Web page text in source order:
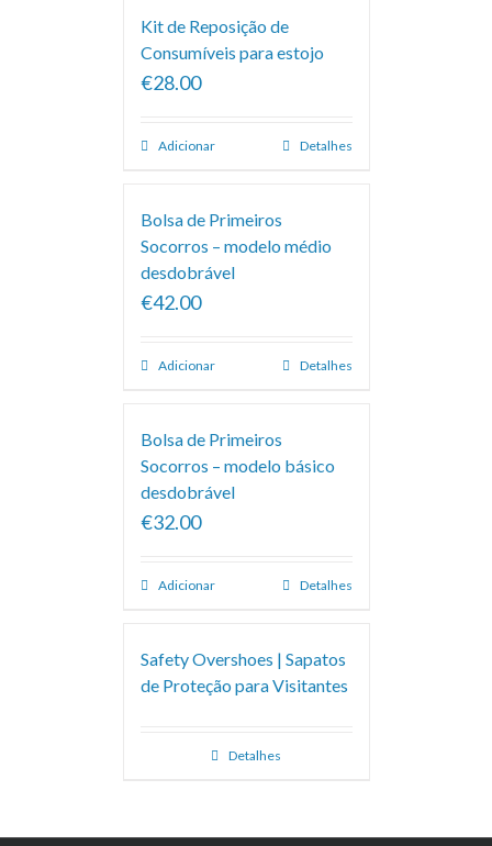
Kit de Reposição de
Consumíveis para estojo
€28.00
Adicionar Detalhes
Bolsa de Primeiros
Socorros – modelo médio
desdobrável
€42.00
Adicionar Detalhes
Bolsa de Primeiros
Socorros – modelo básico
desdobrável
€32.00
Adicionar Detalhes
Safety Overshoes | Sapatos
de Proteção para Visitantes
Detalhes